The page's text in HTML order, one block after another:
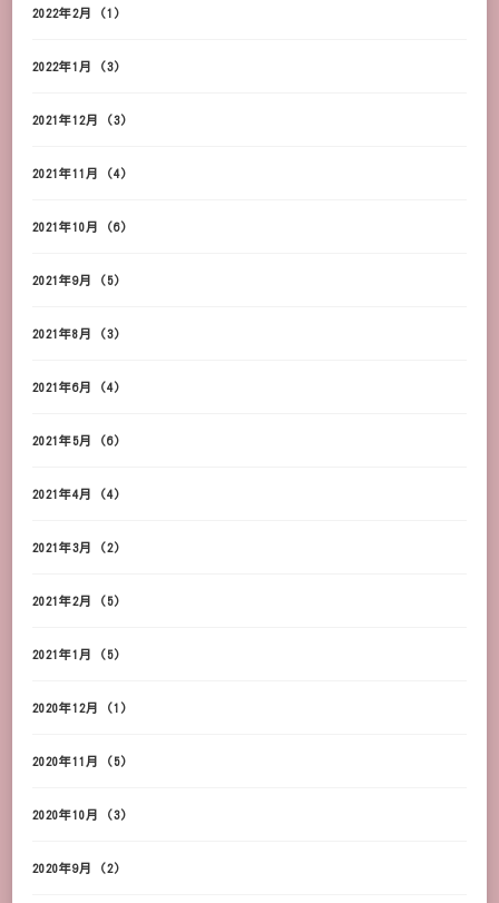
2022年2月 (1)
2022年1月 (3)
2021年12月 (3)
2021年11月 (4)
2021年10月 (6)
2021年9月 (5)
2021年8月 (3)
2021年6月 (4)
2021年5月 (6)
2021年4月 (4)
2021年3月 (2)
2021年2月 (5)
2021年1月 (5)
2020年12月 (1)
2020年11月 (5)
2020年10月 (3)
2020年9月 (2)